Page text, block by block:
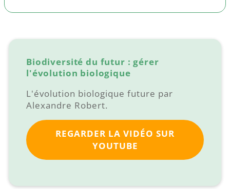
Biodiversité du futur : gérer
l'évolution biologique
L'évolution biologique future par
Alexandre Robert.
REGARDER LA VIDÉO SUR
YOUTUBE